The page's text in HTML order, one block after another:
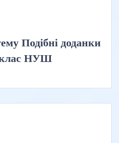
Подібні доданки
клас НУШ